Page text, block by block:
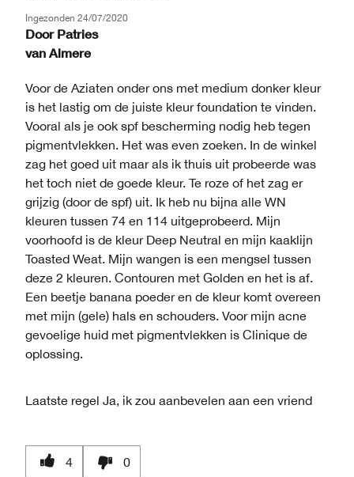
Ingezonden 24/07/2020
Door Patries
van Almere
Voor de Aziaten onder ons met medium donker kleur
is het lastig om de juiste kleur foundation te vinden.
Vooral als je ook spf bescherming nodig heb tegen
pigmentvlekken. Het was even zoeken. In de winkel
zag het goed uit maar als ik thuis uit probeerde was
het toch niet de goede kleur. Te roze of het zag er
grijzig (door de spf) uit. Ik heb nu bijna alle WN
kleuren tussen 74 en 114 uitgeprobeerd. Mijn
voorhoofd is de kleur Deep Neutral en mijn kaaklijn
Toasted Weat. Mijn wangen is een mengsel tussen
deze 2 kleuren. Contouren met Golden en het is af.
Een beetje banana poeder en de kleur komt overeen
met mijn (gele) hals en schouders. Voor mijn acne
gevoelige huid met pigmentvlekken is Clinique de
oplossing.
Laatste regel Ja, ik zou aanbevelen aan een vriend
4 0